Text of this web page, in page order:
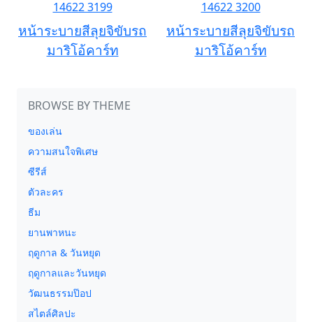
หน้าระบายสีลุยจิขับรถ
มาริโอ้คาร์ท
หน้าระบายสีลุยจิขับรถ
มาริโอ้คาร์ท
BROWSE BY THEME
ของเล่น
ความสนใจพิเศษ
ซีรีส์
ตัวละคร
ธีม
ยานพาหนะ
ฤดูกาล & วันหยุด
ฤดูกาลและวันหยุด
วัฒนธรรมป๊อป
สไตล์ศิลปะ